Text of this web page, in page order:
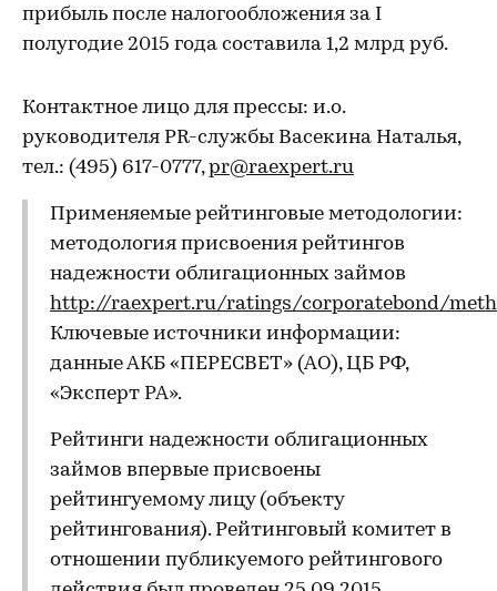
прибыль после налогообложения за I
полугодие 2015 года составила 1,2 млрд руб.
Контактное лицо для прессы: и.о.
руководителя PR-службы Васекина Наталья,
тел.: (495) 617-0777,pr@raexpert.ru
Применяемые рейтинговые методологии:
методология присвоения рейтингов
надежности облигационных займов
http://raexpert.ru/ratings/corporatebond/
Ключевые источники информации:
данные АКБ «ПЕРЕСВЕТ» (АО), ЦБ РФ,
«Эксперт РА».
Рейтинги надежности облигационных
займов впервые присвоены
рейтингуемому лицу (объекту
рейтингования). Рейтинговый комитет в
отношении публикуемого рейтингового